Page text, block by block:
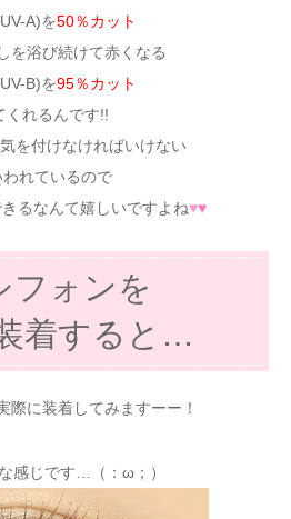
A)を50％カット
を浴び続けて赤くなる
B)を95％カット
くれるんです!!
を付けなければいけない
われているので
るなんて嬉しいですよね♥♥
フォンを
着すると…
際に装着してみますーー！
感じです…（：ω；）